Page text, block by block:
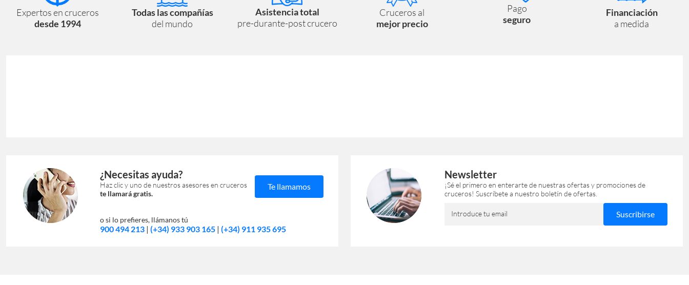
Expertos en cruceros
desde 1994
Todas las compañías
del mundo
Asistencia total
pre-durante-post crucero
Cruceros al
mejor precio
Pago
seguro
Financiación
a medida
¿Necesitas ayuda?
Haz clic y uno de nuestros asesores en cruceros
te llamará gratis.
Te llamamos
o si lo prefieres, llámanos tú
900 494 213 | (+34) 933 903 165 | (+34) 911 935 695
Newsletter
¡Sé el primero en enterarte de nuestras ofertas y promociones de
cruceros! Suscríbete a nuestro boletín de ofertas.
Introduce tu email Suscribirse